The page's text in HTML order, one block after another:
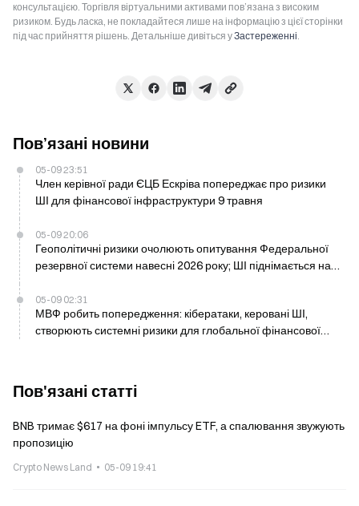
консультацією. Торгівля віртуальними активами пов’язана з високим
ризиком. Будь ласка, не покладайтеся лише на інформацію з цієї сторінки
під час прийняття рішень. Детальніше дивіться уЗастереженні.
Пов’язані новини
05-09 23:51
Член керівної ради ЄЦБ Ескріва попереджає про ризики
ШІ для фінансової інфраструктури 9 травня
05-09 20:06
Геополітичні ризики очолюють опитування Федеральної
резервної системи навесні 2026 року; ШІ піднімається на
05-09 02:31
МВФ робить попередження: кібератаки, керовані ШІ,
створюють системні ризики для глобальної фінансової
Пов'язані статті
BNB тримає $617 на фоні імпульсу ETF, а спалювання звужують
пропозицію
Crypto News Land 05-09 19:41